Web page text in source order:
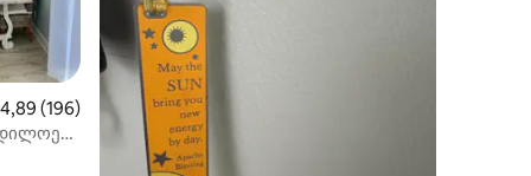
შეფასებაა 5‑დან 4,89, 196 მიმოხილვა
4,89 (196)